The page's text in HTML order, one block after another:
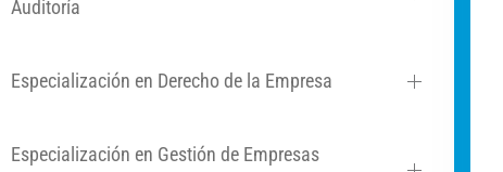
Auditoría
Especialización en Derecho de la Empresa
Especialización en Gestión de Empresas